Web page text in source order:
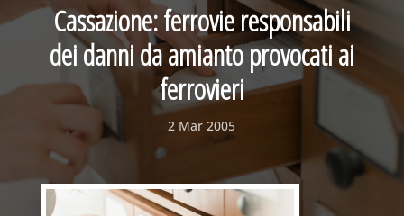
Cassazione: ferrovie responsabili
dei danni da amianto provocati ai
ferrovieri
2 Mar 2005